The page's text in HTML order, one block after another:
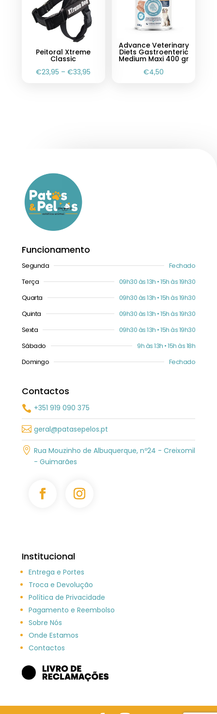
Peitoral Xtreme
Classic
€23,95 –€33,95
Advance Veterinary
Diets Gastroenteric
Medium Maxi 400 gr
€4,50
Funcionamento
Segunda
Fechado
Terça
09h30 às 13h • 15h às 19h30
Quarta
09h30 às 13h • 15h às 19h30
Quinta
09h30 às 13h • 15h às 19h30
Sexta
09h30 às 13h • 15h às 19h30
Sábado
9h às 13h • 15h às 18h
Domingo
Fechado
Contactos
 +351 919 090 375
 geral@patasepelos.pt
 Rua Mouzinho de Albuquerque, nº24 - Creixomil
- Guimarães
Institucional
Entrega e Portes
Troca e Devolução
Política de Privacidade
Pagamento e Reembolso
Sobre Nós
Onde Estamos
Contactos